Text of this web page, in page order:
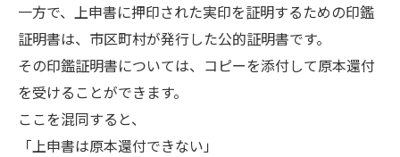
一方で、上申書に押印された実印を証明するための印鑑
証明書は、市区町村が発行した公的証明書です。
その印鑑証明書については、コピーを添付して原本還付
を受けることができます。
ここを混同すると、
「上申書は原本還付できない」